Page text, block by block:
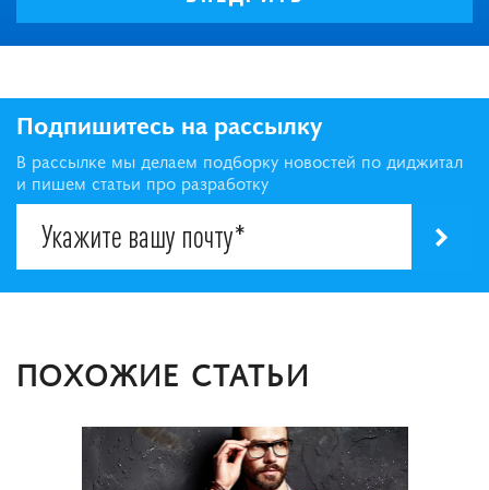
Подпишитесь на рассылку
В рассылке мы делаем подборку новостей по диджитал
и пишем статьи про разработку
ПОХОЖИЕ СТАТЬИ